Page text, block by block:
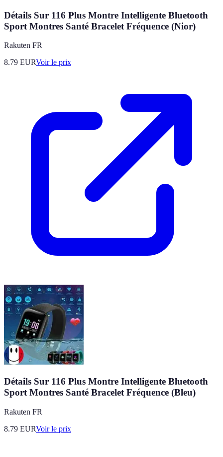
Détails Sur 116 Plus Montre Intelligente Bluetooth
Sport Montres Santé Bracelet Fréquence (Nior)
Rakuten FR
8.79 EURVoir le prix
Détails Sur 116 Plus Montre Intelligente Bluetooth
Sport Montres Santé Bracelet Fréquence (Bleu)
Rakuten FR
8.79 EURVoir le prix